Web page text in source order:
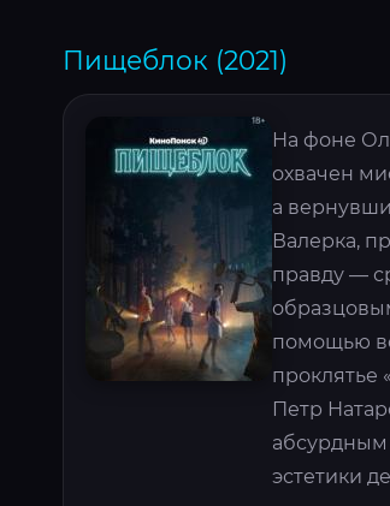
Пищеблок (2021)
На фоне
охвачен
а
Валерка,
правду —
помощью
проклятье
Петр
абсурдным
эстетики